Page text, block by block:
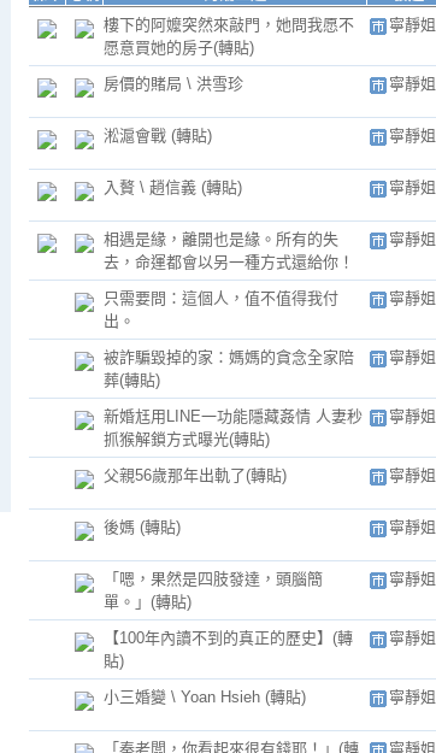
樓下的阿嬤突然來敲門，她問我愿不
愿意買她的房子(轉貼)
寧靜姐
房價的賭局 \ 洪雪珍 寧靜姐
淞滬會戰 (轉貼) 寧靜姐
入贅 \ 趙信義 (轉貼) 寧靜姐
相遇是緣，離開也是緣。所有的失
去，命運都會以另一種方式還給你！
寧靜姐
只需要問：這個人，值不值得我付
出。
寧靜姐
被詐騙毀掉的家：媽媽的貪念全家陪
葬(轉貼)
寧靜姐
新婚尪用LINE一功能隱藏姦情 人妻秒
抓猴解鎖方式曝光(轉貼)
寧靜姐
父親56歲那年出軌了(轉貼) 寧靜姐
後媽 (轉貼) 寧靜姐
「嗯，果然是四肢發達，頭腦簡
單。」(轉貼)
寧靜姐
【100年內讀不到的真正的歷史】(轉
貼)
寧靜姐
小三婚變 \ Yoan Hsieh (轉貼) 寧靜姐
「秦老闆，你看起來很有錢耶！」(轉 寧靜姐